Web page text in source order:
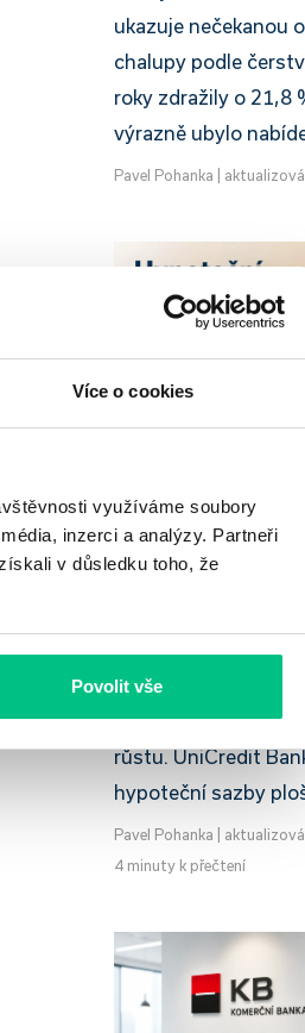
Více o cookies
využíváme soubory
inzerci a analýzy. Partneři
v důsledku toho, že
Povolit vše
ukazuje nečekanou
chalupy podle
roky zdražily o 21,8
výrazně ubylo
Pavel Pohanka
UniCredit
zdražuje
slevu do
Český hypoteční trh
2026 potvrzuje, že
tlakem a část bank
růstu. UniCredit
hypoteční sazby
Pavel Pohanka
4 minuty k přečtení